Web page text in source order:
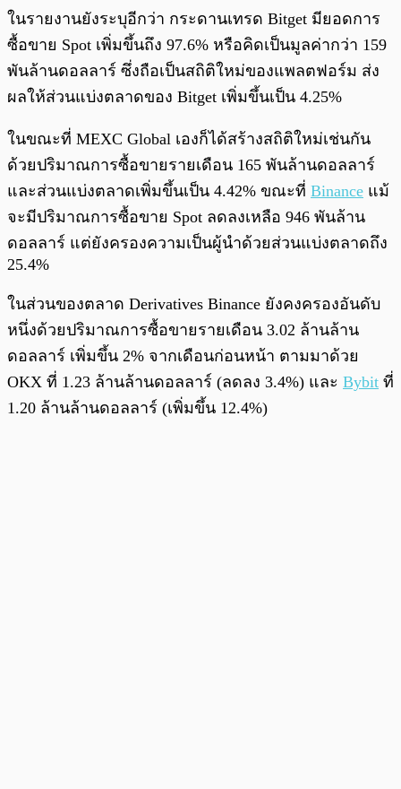
ในรายงานยังระบุอีกว่า กระดานเทรด Bitget มียอดการ
ซื้อขาย Spot เพิ่มขึ้นถึง 97.6% หรือคิดเป็นมูลค่ากว่า 159
พันล้านดอลลาร์ ซึ่งถือเป็นสถิติใหม่ของแพลตฟอร์ม ส่ง
ผลให้ส่วนแบ่งตลาดของ Bitget เพิ่มขึ้นเป็น 4.25%
ในขณะที่ MEXC Global เองก็ได้สร้างสถิติใหม่เช่นกัน
ด้วยปริมาณการซื้อขายรายเดือน 165 พันล้านดอลลาร์
และส่วนแบ่งตลาดเพิ่มขึ้นเป็น 4.42% ขณะที่ Binance แม้
จะมีปริมาณการซื้อขาย Spot ลดลงเหลือ 946 พันล้าน
ดอลลาร์ แต่ยังครองความเป็นผู้นำด้วยส่วนแบ่งตลาดถึง
25.4%
ในส่วนของตลาด Derivatives Binance ยังคงครองอันดับ
หนึ่งด้วยปริมาณการซื้อขายรายเดือน 3.02 ล้านล้าน
ดอลลาร์ เพิ่มขึ้น 2% จากเดือนก่อนหน้า ตามมาด้วย
OKX ที่ 1.23 ล้านล้านดอลลาร์ (ลดลง 3.4%) และ Bybit ที่
1.20 ล้านล้านดอลลาร์ (เพิ่มขึ้น 12.4%)